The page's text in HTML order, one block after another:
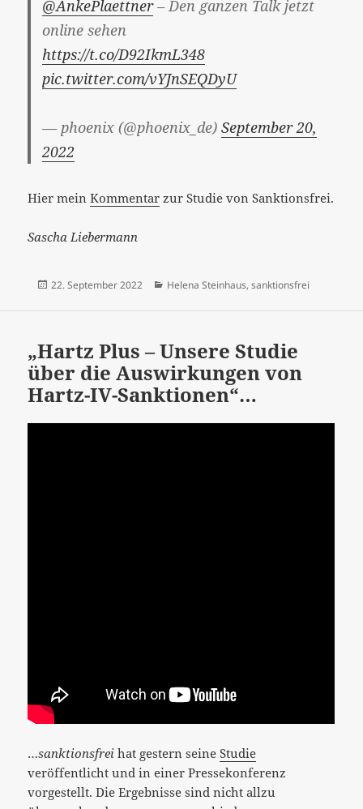
@AnkePlaettner– Den ganzen Talk jetzt
online sehen
https://t.co/D92IkmL348
pic.twitter.com/vYJnSEQDyU
— phoenix (@phoenix_de)September 20,
2022
Hier meinKommentar zur Studie von Sanktionsfrei.
Sascha Liebermann
Veröffentlicht
22. September 2022 Kategorien
Helena Steinhaus, sanktionsfrei
„Hartz Plus – Unsere Studie
über die Auswirkungen von
Hartz-IV-Sanktionen“…
…sanktionsfrei hat gestern seineStudie
veröffentlicht und in einer Pressekonferenz
vorgestellt. Die Ergebnisse sind nicht allzu